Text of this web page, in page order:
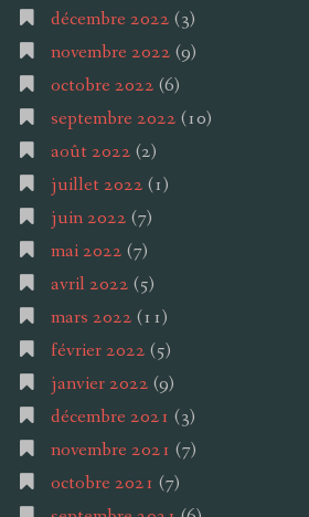
décembre 2022 (3)
novembre 2022 (9)
octobre 2022 (6)
septembre 2022 (10)
août 2022 (2)
juillet 2022 (1)
juin 2022 (7)
mai 2022 (7)
avril 2022 (5)
mars 2022 (11)
février 2022 (5)
janvier 2022 (9)
décembre 2021 (3)
novembre 2021 (7)
octobre 2021 (7)